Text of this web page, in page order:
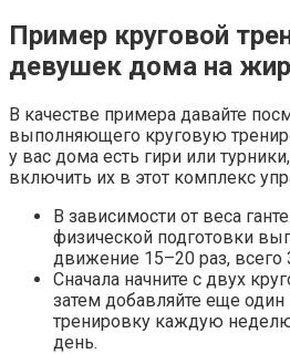
Пример круговой
девушек дома на
В качестве примера давайте
выполняющего круговую
у вас дома есть гири или
включить их в этот комплекс
В зависимости от веса
физической подготовки
движение 15–20 раз, всего
Сначала начните с двух
затем добавляйте еще один
тренировку каждую
день.